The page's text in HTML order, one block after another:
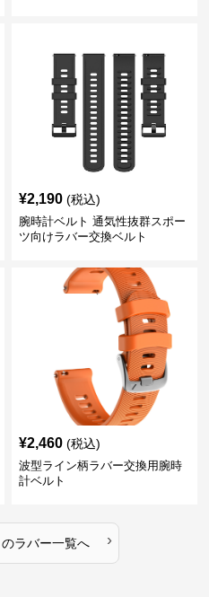
¥2,190 (税込)
腕時計ベルト 通気性抜群スポー
ツ向けラバー交換ベルト
¥2,460 (税込)
波型ライン柄ラバー交換用腕時
計ベルト
のラバー一覧へ ›